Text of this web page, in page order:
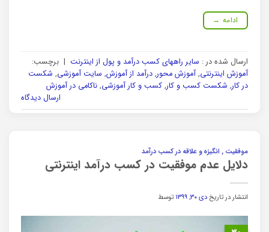
ادامه →
ارسال شده در : سایر راههای کسب درآمد و پول از اینترنت | برچسب:
آموزش اینترنتی,آموزش محور, درآمد از آموزش, سایت آموزشی, شکست
در کار, شکست کسب و کار, کسب و کار آموزشی, ناکامی در آموزش
ارسال دیدگاه
موفقیت , انگیزه و علاقه در کسب درآمد
دلایل عدم موفقیت در کسب درآمد اینترنتی
انتشار در تاریخدی ۳۰, ۱۳۹۹ توسط